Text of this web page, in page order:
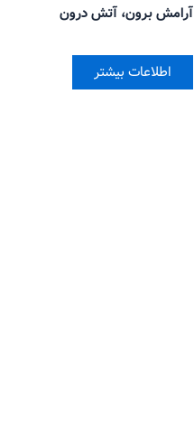
آرامش برون، آتش درون
اطلاعات بیشتر